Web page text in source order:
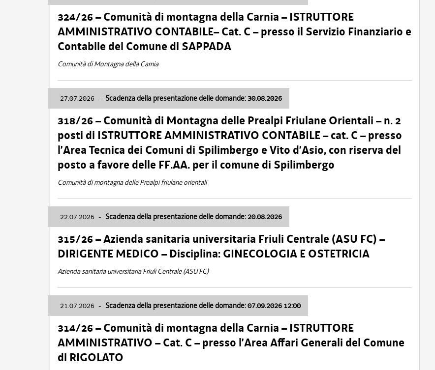
324/26 – Comunità di montagna della Carnia – ISTRUTTORE
AMMINISTRATIVO CONTABILE– Cat. C – presso il Servizio Finanziario e
Contabile del Comune di SAPPADA
Comunità di Montagna della Carnia
27.07.2026 - Scadenza della presentazione delle domande: 30.08.2026
318/26 – Comunità di Montagna delle Prealpi Friulane Orientali – n. 2
posti di ISTRUTTORE AMMINISTRATIVO CONTABILE – cat. C – presso
l’Area Tecnica dei Comuni di Spilimbergo e Vito d’Asio, con riserva del
posto a favore delle FF.AA. per il comune di Spilimbergo
Comunità di montagna delle Prealpi friulane orientali
22.07.2026 - Scadenza della presentazione delle domande: 20.08.2026
315/26 – Azienda sanitaria universitaria Friuli Centrale (ASU FC) –
DIRIGENTE MEDICO – Disciplina: GINECOLOGIA E OSTETRICIA
Azienda sanitaria universitaria Friuli Centrale (ASU FC)
21.07.2026 - Scadenza della presentazione delle domande: 07.09.2026 12:00
314/26 – Comunità di montagna della Carnia – ISTRUTTORE
AMMINISTRATIVO – Cat. C – presso l’Area Affari Generali del Comune
di RIGOLATO